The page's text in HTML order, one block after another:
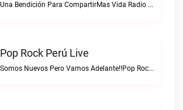
Una Bendición Para CompartirMas Vida Radio Cristiana live
Pop Rock Perú Live
Somos Nuevos Pero Vamos Adelante!!Pop Rock Perú live